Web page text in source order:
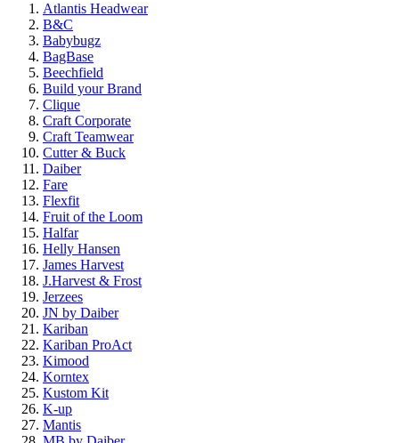
Atlantis Headwear
B&C
Babybugz
BagBase
Beechfield
Build your Brand
Clique
Craft Corporate
Craft Teamwear
Cutter & Buck
Daiber
Fare
Flexfit
Fruit of the Loom
Halfar
Helly Hansen
James Harvest
J.Harvest & Frost
Jerzees
JN by Daiber
Kariban
Kariban ProAct
Kimood
Korntex
Kustom Kit
K-up
Mantis